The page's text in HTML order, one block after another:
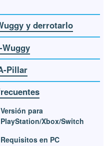
y derrotarlo
Wuggy
Pillar
Versión para
PlayStation/Xbox/Switch
Requisitos en PC